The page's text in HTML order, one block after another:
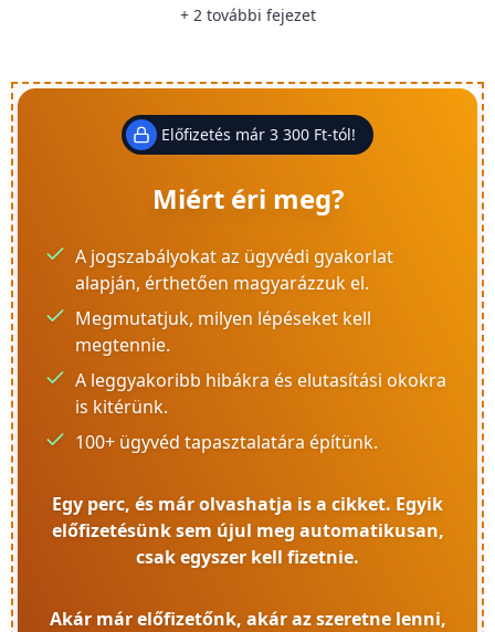
+ 2további fejezet
Előfizetés már 3 300 Ft-tól!
Miért éri meg?
A jogszabályokat az ügyvédi gyakorlat
alapján, érthetően magyarázzuk el.
Megmutatjuk, milyen lépéseket kell
megtennie.
A leggyakoribb hibákra és elutasítási okokra
is kitérünk.
100+ ügyvéd tapasztalatára építünk.
Egy perc, és már olvashatja is a cikket. Egyik
előfizetésünk sem újul meg automatikusan,
csak egyszer kell fizetnie.
Akár már előfizetőnk, akár az szeretne lenni,